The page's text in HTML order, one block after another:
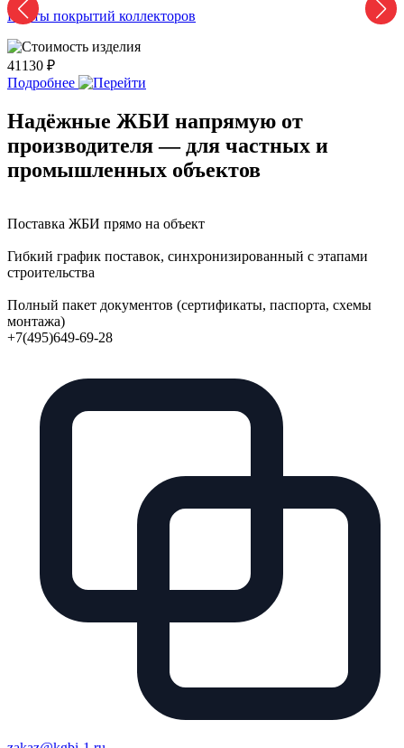
Плиты покрытий коллекторов
41130 ₽
Подробнее
Надёжные ЖБИ напрямую от
производителя — для частных и
промышленных объектов
Поставка ЖБИ прямо на объект
Гибкий график поставок, синхронизированный с этапами
строительства
Полный пакет документов (сертификаты, паспорта, схемы
монтажа)
+7(495)649-69-28